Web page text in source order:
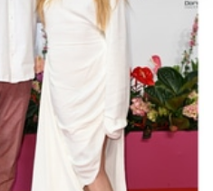
Inhalte und Anzeigen zu
soziale Medien anbieten
unsere Website zu
wir Informationen zu Ihrer
an unsere Partner für
Analysen weiter. Unsere
möglicherweise mit